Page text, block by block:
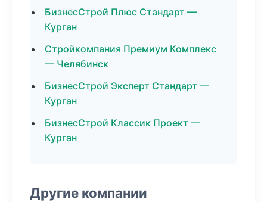
БизнесСтрой Плюс Стандарт —
Курган
Стройкомпания Премиум Комплекс
— Челябинск
БизнесСтрой Эксперт Стандарт —
Курган
БизнесСтрой Классик Проект —
Курган
Другие компании